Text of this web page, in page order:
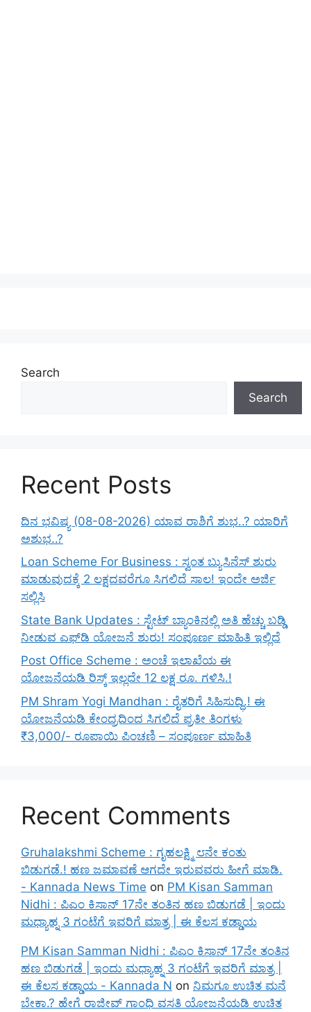
Search
Search
Recent Posts
ದಿನ ಭವಿಷ್ಯ (08-08-2026) ಯಾವ ರಾಶಿಗೆ ಶುಭ..? ಯಾರಿಗೆ
ಅಶುಭ..?
Loan Scheme For Business : ಸ್ವಂತ ಬ್ಯುಸಿನೆಸ್ ಶುರು
ಮಾಡುವುದಕ್ಕೆ 2 ಲಕ್ಷದವರೆಗೂ ಸಿಗಲಿದೆ ಸಾಲ! ಇಂದೇ ಅರ್ಜಿ
ಸಲ್ಲಿಸಿ
State Bank Updates : ಸ್ಟೇಟ್ ಬ್ಯಾಂಕಿನಲ್ಲಿ ಅತಿ ಹೆಚ್ಚು ಬಡ್ಡಿ
ನೀಡುವ ಎಫ್‌ಡಿ ಯೋಜನೆ ಶುರು! ಸಂಪೂರ್ಣ ಮಾಹಿತಿ ಇಲ್ಲಿದೆ
Post Office Scheme : ಅಂಚೆ ಇಲಾಖೆಯ ಈ
ಯೋಜನೆಯಡಿ ರಿಸ್ಕ್‌ ಇಲ್ಲದೇ 12 ಲಕ್ಷ ರೂ. ಗಳಿಸಿ.!
PM Shram Yogi Mandhan : ರೈತರಿಗೆ ಸಿಹಿಸುದ್ಧಿ.! ಈ
ಯೋಜನೆಯಡಿ ಕೇಂದ್ರದಿಂದ ಸಿಗಲಿದೆ ಪ್ರತೀ ತಿಂಗಳು
₹3,000/- ರೂಪಾಯಿ ಪಿಂಚಣಿ – ಸಂಪೂರ್ಣ ಮಾಹಿತಿ
Recent Comments
Gruhalakshmi Scheme : ಗೃಹಲಕ್ಷ್ಮಿ ೮ನೇ ಕಂತು
ಬಿಡುಗಡೆ.! ಹಣ ಜಮಾವಣೆ ಆಗದೇ ಇರುವವರು ಹೀಗೆ ಮಾಡಿ.
- Kannada News Time on PM Kisan Samman
Nidhi : ಪಿಎಂ ಕಿಸಾನ್ 17ನೇ ತಂತಿನ ಹಣ ಬಿಡುಗಡೆ | ಇಂದು
ಮಧ್ಯಾಹ್ನ 3 ಗಂಟೆಗೆ ಇವರಿಗೆ ಮಾತ್ರ | ಈ ಕೆಲಸ ಕಡ್ಡಾಯ
PM Kisan Samman Nidhi : ಪಿಎಂ ಕಿಸಾನ್ 17ನೇ ತಂತಿನ
ಹಣ ಬಿಡುಗಡೆ | ಇಂದು ಮಧ್ಯಾಹ್ನ 3 ಗಂಟೆಗೆ ಇವರಿಗೆ ಮಾತ್ರ |
ಈ ಕೆಲಸ ಕಡ್ಡಾಯ - Kannada N on ನಿಮಗೂ ಉಚಿತ ಮನೆ
ಬೇಕಾ.? ಹೇಗೆ ರಾಜೀವ್ ಗಾಂಧಿ ವಸತಿ ಯೋಜನೆಯಡಿ ಉಚಿತ